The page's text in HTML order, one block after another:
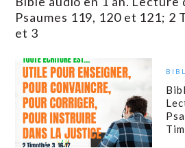
Psaumes 119, 120 et 121; 2
et 3